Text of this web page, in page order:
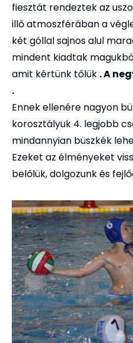
fiesztát rendeztek az
illő atmoszférában a
két góllal sajnos alul
mindent kiadtak
amit kértünk tőlük . A
.
Ennek ellenére nagyon
korosztályuk 4. legjobb
mindannyian büszkék
Ezeket az élményeket
belőlük, dolgozunk és